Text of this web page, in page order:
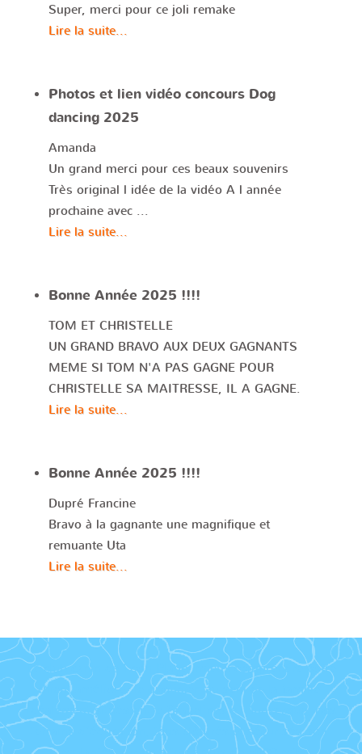
Super, merci pour ce joli remake
Lire la suite...
Photos et lien vidéo concours Dog
dancing 2025
Amanda
Un grand merci pour ces beaux souvenirs
Très original l idée de la vidéo A l année
prochaine avec ...
Lire la suite...
Bonne Année 2025 !!!!
TOM ET CHRISTELLE
UN GRAND BRAVO AUX DEUX GAGNANTS
MEME SI TOM N'A PAS GAGNE POUR
CHRISTELLE SA MAITRESSE, IL A GAGNE.
Lire la suite...
Bonne Année 2025 !!!!
Dupré Francine
Bravo à la gagnante une magnifique et
remuante Uta
Lire la suite...
Le club canin de Loon Plage, mieux comprendre votre
chien, améliorer le quotidien au sein de la famille.
Idéalement situés entre Gravelines et Dunkerque, nos
terrains d’éducation, tous clôturés et sécurisés sont